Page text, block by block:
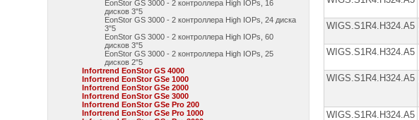
EonStor GS 3000 - 2 контроллера High IOPs, 16
дисков 3"5
EonStor GS 3000 - 2 контроллера High IOPs, 24 диска
3"5
EonStor GS 3000 - 2 контроллера High IOPs, 60
дисков 3"5
EonStor GS 3000 - 2 контроллера High IOPs, 25
дисков 2"5
Infortrend EonStor GS 4000
Infortrend EonStor GSe 1000
Infortrend EonStor GSe 2000
Infortrend EonStor GSe 3000
Infortrend EonStor GSe Pro 200
Infortrend EonStor GSe Pro 1000
WIGS.S1R4.H324.A5
WIGS.S1R4.H324.A5
WIGS.S1R4.H324.A5
WIGS.S1R4.H324.A5